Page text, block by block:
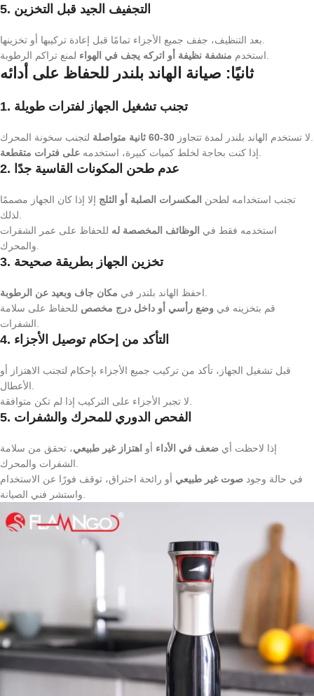
5. التجفيف الجيد قبل التخزين
بعد التنظيف، جفف جميع الأجزاء تمامًا قبل إعادة تركيبها أو تخزينها.
استخدم منشفة نظيفة أو اتركه يجف في الهواء لمنع تراكم الرطوبة.
ثانيًا: صيانة الهاند بلندر للحفاظ على أدائه
1. تجنب تشغيل الجهاز لفترات طويلة
لا تستخدم الهاند بلندر لمدة تتجاوز 30-60 ثانية متواصلة
لتجنب سخونة المحرك.
إذا كنت بحاجة لخلط كميات كبيرة، استخدمه على فترات متقطعة .
2. عدم طحن المكونات القاسية جدًا
تجنب استخدامه لطحن المكسرات الصلبة أو الثلج إلا إذا كان الجهاز مصممًا
لذلك.
استخدمه فقط في الوظائف المخصصة له للحفاظ على عمر الشفرات
والمحرك.
3. تخزين الجهاز بطريقة صحيحة
احفظ الهاند بلندر في مكان جاف وبعيد عن الرطوبة
.
قم بتخزينه في وضع رأسي أو داخل درج مخصص للحفاظ على سلامة
الشفرات.
4. التأكد من إحكام توصيل الأجزاء
قبل تشغيل الجهاز، تأكد من تركيب جميع الأجزاء بإحكام لتجنب الاهتزاز أو
الأعطال.
لا تجبر الأجزاء على التركيب إذا لم تكن متوافقة.
5. الفحص الدوري للمحرك والشفرات
إذا لاحظت أي ضعف في الأداء أو اهتزاز غير طبيعي، تحقق من سلامة
الشفرات والمحرك.
في حالة وجود صوت غير طبيعي أو رائحة احتراق، توقف فورًا عن الاستخدام
واستشر فني الصيانة.